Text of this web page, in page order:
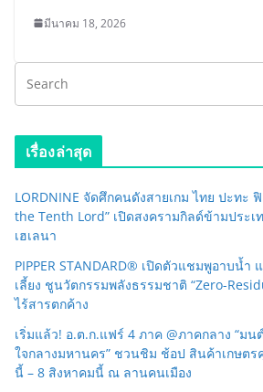
มีนาคม 18, 2026
เรื่องล่าสุด
LORDNINE จัดศึกคนดังสายเกม ไทย ปะทะ
the Tenth Lord” เปิดสงครามกิลด์ข้ามประเ
เฮเลนา
PIPPER STANDARD® เปิดตัวแชมพูอาบน้ำ
เลี้ยง ชูนวัตกรรมพลังธรรมชาติ “Zero-
ไร้สารตกค้าง
เริ่มแล้ว! อ.ต.ก.แฟร์ 4 ภาค @ภาคกลาง “มน
ใจกลางมหานคร” ชวนชิม ช้อป สินค้าเกษต
นี้ – 8 สิงหาคมนี้ ณ ลานคนเมือง